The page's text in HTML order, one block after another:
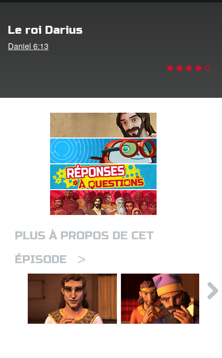
de langue
Le roi Darius
Daniel 6:13
PLUS À PROPOS DE CET
ÉPISODE
>